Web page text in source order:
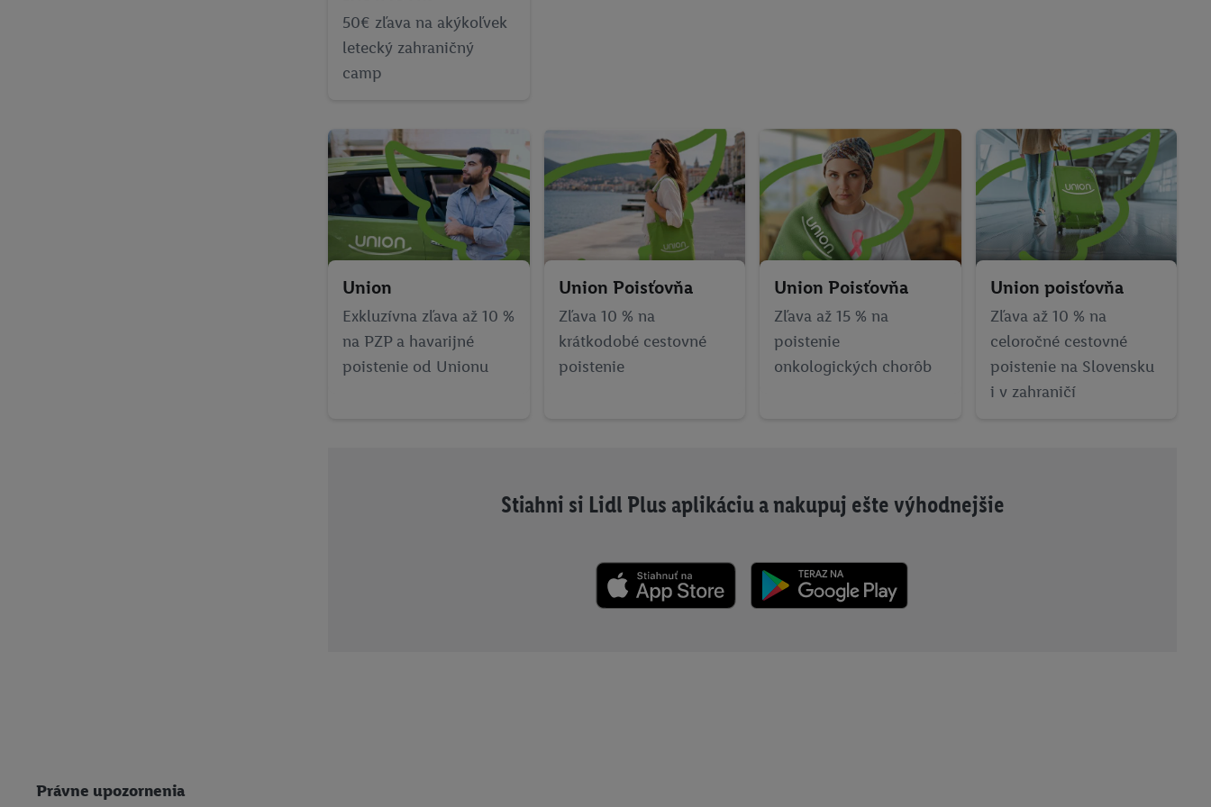
50€ zľava na akýkoľvek
letecký zahraničný
camp
Union
Exkluzívna zľava až 10 %
na PZP a havarijné
poistenie od Unionu
Union Poisťovňa
Zľava 10 % na
krátkodobé cestovné
poistenie
Union Poisťovňa
Zľava až 15 % na
poistenie
onkologických chorôb
Union poisťovňa
Zľava až 10 % na
celoročné cestovné
poistenie na Slovensku
i v zahraničí
Stiahni si Lidl Plus aplikáciu a nakupuj ešte výhodnejšie
Právne upozornenia